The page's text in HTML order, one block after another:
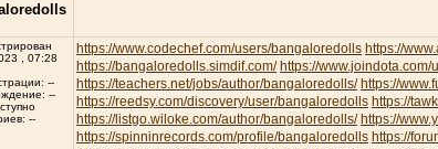
, 07:28
--
--
--
https://www.codechef.com/users/bangaloredolls https://
https://bangaloredolls.simdif.com/ https://
https://teachers.net/jobs/author/bangaloredolls/ https://
https://reedsy.com/discovery/user/bangaloredolls https://
https://listgo.wiloke.com/author/bangaloredolls/ https://
https://spinninrecords.com/profile/bangaloredolls https://